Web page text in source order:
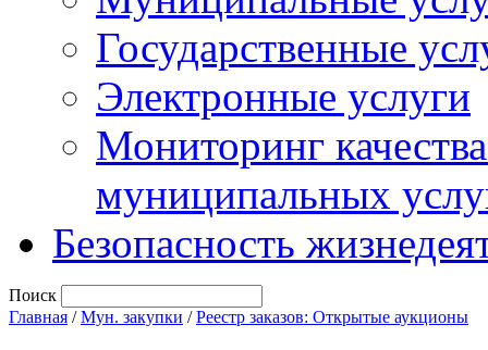
Государственные
Электронные услуги
Мониторинг
муниципальных
Безопасность
Поиск
Главная /Мун. закупки /Реестр заказов: Открытые аукционы